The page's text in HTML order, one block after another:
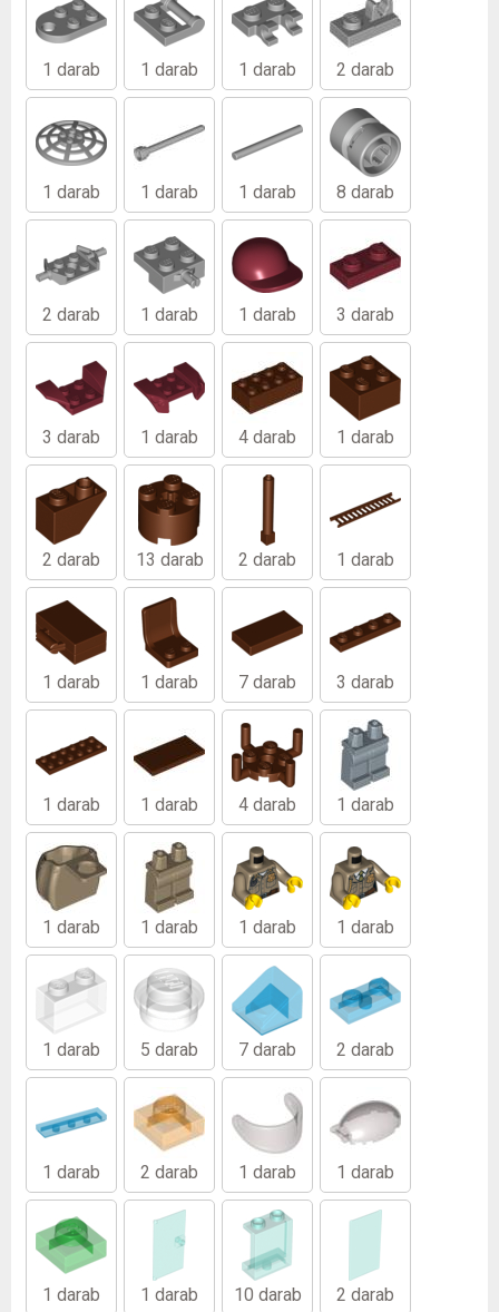
1 darab 1 darab 1 darab 2 darab
1 darab 1 darab 1 darab 8 darab
2 darab 1 darab 1 darab 3 darab
3 darab 1 darab 4 darab 1 darab
2 darab 13 darab 2 darab 1 darab
1 darab 1 darab 7 darab 3 darab
1 darab 1 darab 4 darab 1 darab
1 darab 1 darab 1 darab 1 darab
1 darab 5 darab 7 darab 2 darab
1 darab 2 darab 1 darab 1 darab
1 darab 1 darab 10 darab 2 darab